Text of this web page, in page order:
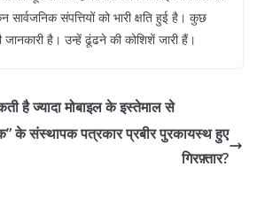
संपत्तियों को भारी क्षति हुई है। कुछ
जानकारी है। उन्हें ढूंढने की कोशिशें जारी हैं।
है ज्यादा मोबाइल के इस्तेमाल से
के संस्थापक पत्रकार प्रबीर पुरकायस्थ हुए
गिरफ़्तार?